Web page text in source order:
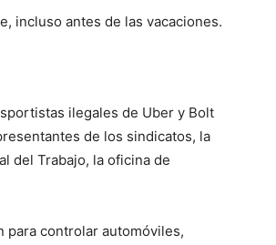
incluso antes de las vacaciones.
ilegales de Uber y Bolt
de los sindicatos, la
del Trabajo, la oficina de
para controlar automóviles,